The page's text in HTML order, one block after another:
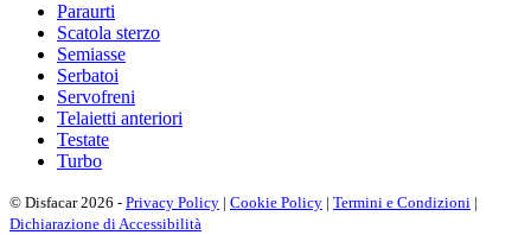
Paraurti
Scatola sterzo
Semiasse
Serbatoi
Servofreni
Telaietti anteriori
Testate
Turbo
© Disfacar 2026 - Privacy Policy | Cookie Policy | Termini e Condizioni |
Dichiarazione di Accessibilità